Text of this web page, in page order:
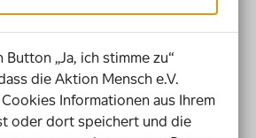
erklärt. Doch sie meinte, ich
Toilette gehen, bevor ich das
anziehen. Darauf habe ich
und sie gefragt, ob ich das jetzt
worauf sie es noch mal
ich zwei Tage lang sehr
„Ja, ich stimme zu“
die Aktion Mensch e.V.
Informationen aus Ihrem
oder dort speichert und die